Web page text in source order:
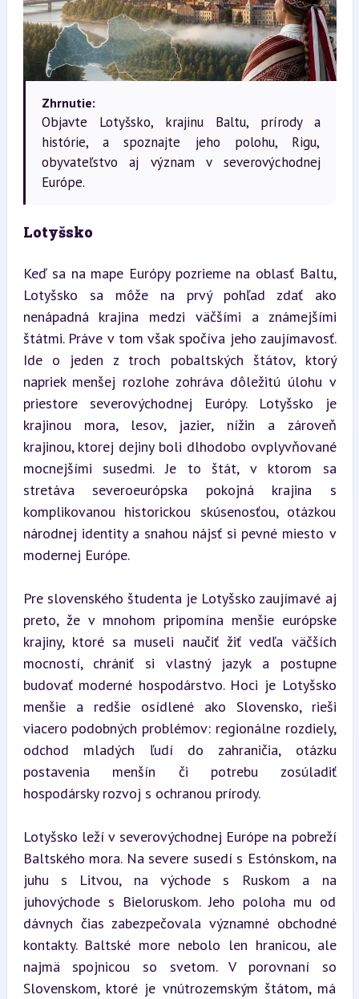
Zhrnutie:
Objavte Lotyšsko, krajinu Baltu, prírody a
histórie, a spoznajte jeho polohu, Rigu,
obyvateľstvo aj význam v severovýchodnej
Európe.
Lotyšsko
Keď sa na mape Európy pozrieme na oblasť Baltu,
Lotyšsko sa môže na prvý pohľad zdať ako
nenápadná krajina medzi väčšími a známejšími
štátmi. Práve v tom však spočíva jeho zaujímavosť.
Ide o jeden z troch pobaltských štátov, ktorý
napriek menšej rozlohe zohráva dôležitú úlohu v
priestore severovýchodnej Európy. Lotyšsko je
krajinou mora, lesov, jazier, nížin a zároveň
krajinou, ktorej dejiny boli dlhodobo ovplyvňované
mocnejšími susedmi. Je to štát, v ktorom sa
stretáva severoeurópska pokojná krajina s
komplikovanou historickou skúsenosťou, otázkou
národnej identity a snahou nájsť si pevné miesto v
modernej Európe.
Pre slovenského študenta je Lotyšsko zaujímavé aj
preto, že v mnohom pripomína menšie európske
krajiny, ktoré sa museli naučiť žiť vedľa väčších
mocností, chrániť si vlastný jazyk a postupne
budovať moderné hospodárstvo. Hoci je Lotyšsko
menšie a redšie osídlené ako Slovensko, rieši
viacero podobných problémov: regionálne rozdiely,
odchod mladých ľudí do zahraničia, otázku
postavenia menšín či potrebu zosúladiť
hospodársky rozvoj s ochranou prírody.
Lotyšsko leží v severovýchodnej Európe na pobreží
Baltského mora. Na severe susedí s Estónskom, na
juhu s Litvou, na východe s Ruskom a na
juhovýchode s Bieloruskom. Jeho poloha mu od
dávnych čias zabezpečovala významné obchodné
kontakty. Baltské more nebolo len hranicou, ale
najmä spojnicou so svetom. V porovnaní so
Slovenskom, ktoré je vnútrozemským štátom, má